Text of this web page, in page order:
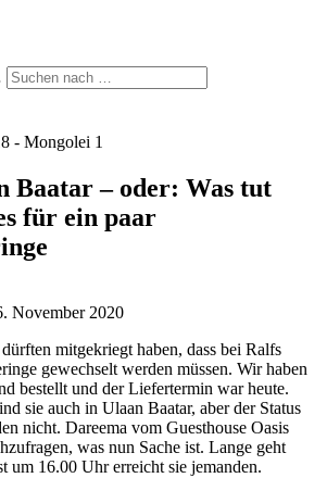
Baatar – oder: Was tut
für ein paar
November 2020
mitgekriegt haben, dass bei Ralfs
gewechselt werden müssen. Wir haben
bestellt und der Liefertermin war heute.
sie auch in Ulaan Baatar, aber der Status
nicht. Dareema vom Guesthouse Oasis
was nun Sache ist. Lange geht
um 16.00 Uhr erreicht sie jemanden.